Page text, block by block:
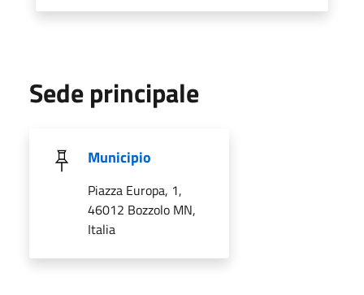
Sede principale
Municipio
Piazza Europa, 1,
46012 Bozzolo MN,
Italia